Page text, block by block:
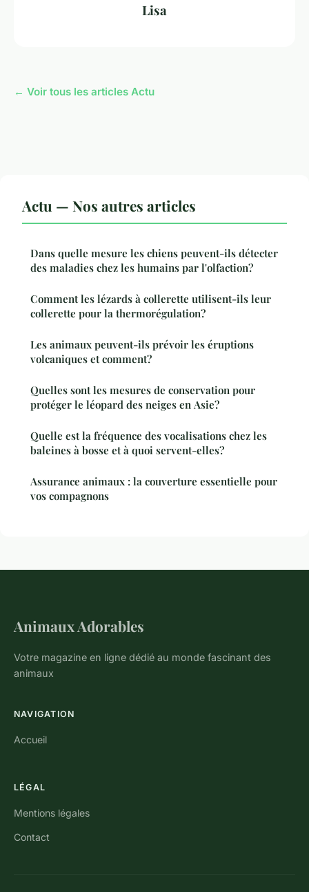
Lisa
← Voir tous les articles Actu
Actu — Nos autres articles
Dans quelle mesure les chiens peuvent-ils détecter
des maladies chez les humains par l'olfaction?
Comment les lézards à collerette utilisent-ils leur
collerette pour la thermorégulation?
Les animaux peuvent-ils prévoir les éruptions
volcaniques et comment?
Quelles sont les mesures de conservation pour
protéger le léopard des neiges en Asie?
Quelle est la fréquence des vocalisations chez les
baleines à bosse et à quoi servent-elles?
Assurance animaux : la couverture essentielle pour
vos compagnons
Animaux Adorables
Votre magazine en ligne dédié au monde fascinant des
animaux
NAVIGATION
Accueil
LÉGAL
Mentions légales
Contact